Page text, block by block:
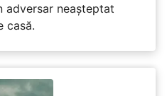
adversar neașteptat
casă.